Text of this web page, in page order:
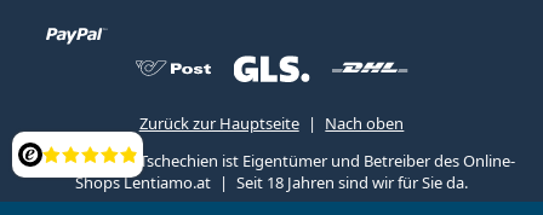
Bewertung
Zurück zur Hauptseite
Nach oben
Lentiamo s.r.o., Tschechien ist Eigentümer und Betreiber des Online-
Shops Lentiamo.at
Seit 18 Jahren sind wir für Sie da.